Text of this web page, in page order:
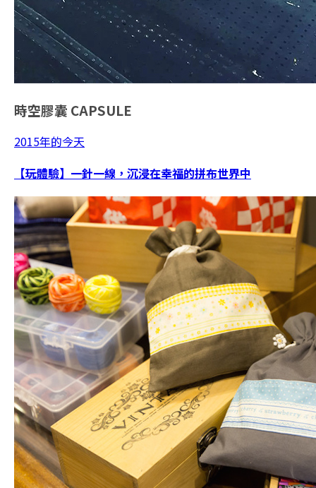
時空膠囊 CAPSULE
2015年的今天
【玩體驗】一針一線，沉浸在幸福的拼布世界中